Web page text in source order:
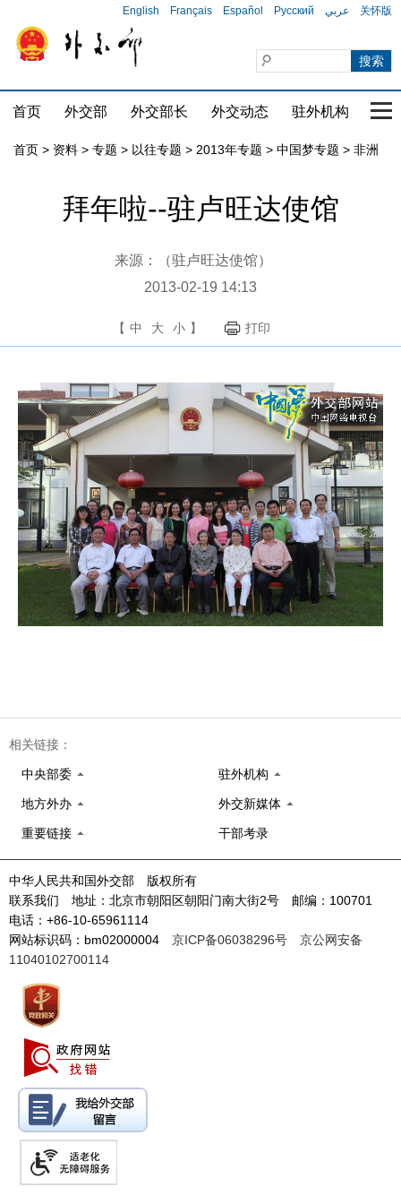
English Français Español Русский عربي 关怀版
首页 外交部 外交部长 外交动态 驻外机构 国
首页 > 资料 > 专题 > 以往专题 > 2013年专题 > 中国梦专题 > 非洲
拜年啦--驻卢旺达使馆
来源：（驻卢旺达使馆）
2013-02-19 14:13
【 中 大 小 】 打印
相关链接：
中央部委 驻外机构
地方外办 外交新媒体
重要链接 干部考录
中华人民共和国外交部 版权所有
联系我们 地址：北京市朝阳区朝阳门南大街2号 邮编：100701
电话：+86-10-65961114
网站标识码：bm02000004 京ICP备06038296号
京公网安备
11040102700114